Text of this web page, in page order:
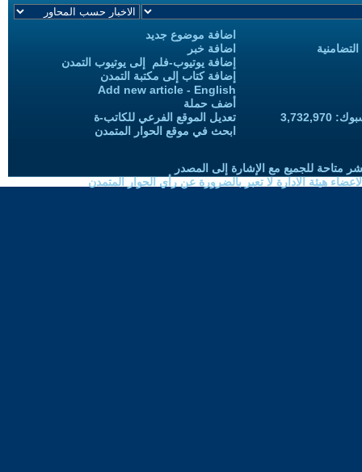
اضافة موضوع جديد
اضافة خبر
إضافة يوتيوب-فلم إلى يوتيوب التمدن
إضافة كتاب إلى مكتبة التمدن
Add new article - English
أضف حملة
تعديل الموقع الفرعي للكاتب-ة
ابحث في موقع الحوار المتمدن
متاحة للجميع مع الإشارة إلى المصدر
هيئة الادارة لا تعبر بالضرورة عن رأي الحوار المتمدن